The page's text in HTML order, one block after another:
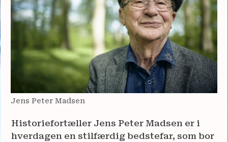
Jens Peter Madsen
Historiefortæller Jens Peter Madsen er i
hverdagen en stilfærdig bedstefar, som bor